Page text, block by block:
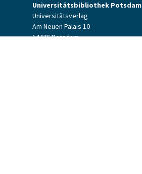
Universitätsbibliothek Potsdam
Universitätsverlag
Am Neuen Palais 10
14476 Potsdam